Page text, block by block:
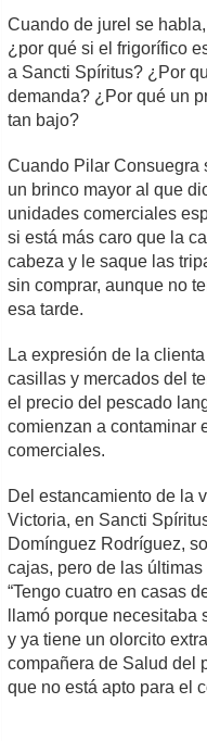
Cuando de jurel se
¿por qué si el frigorífico
a Sancti Spíritus? ¿Por
demanda? ¿Por qué un
tan bajo?
Cuando Pilar Consuegra
un brinco mayor al que
unidades comerciales
si está más caro que la
cabeza y le saque las
sin comprar, aunque no
esa tarde.
La expresión de la
casillas y mercados del
el precio del pescado
comienzan a contaminar
comerciales.
Del estancamiento de la
Victoria, en Sancti
Domínguez Rodríguez,
cajas, pero de las
“Tengo cuatro en casas
llamó porque
y ya tiene un olorcito
compañera de Salud del
que no está apto para el